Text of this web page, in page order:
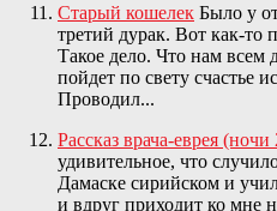
Старый кошелек Было у
третий дурак. Вот как-
Такое дело. Что нам всем
пойдет по свету счастье
Проводил...
Рассказ врача-еврея (ночи
удивительное, что
Дамаске сирийском и
и вдруг приходит ко мне